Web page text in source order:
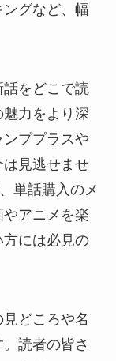
グなど、幅
をどこで読
力をより深
ププラスや
見逃せませ
単話購入のメ
アニメを楽
方には必見の
どころや名
読者の皆さ